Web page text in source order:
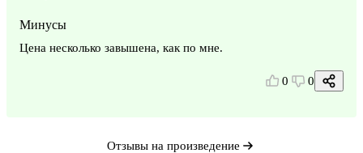
Минусы
Цена несколько завышена, как по мне.
0 0
Отзывы на произведение